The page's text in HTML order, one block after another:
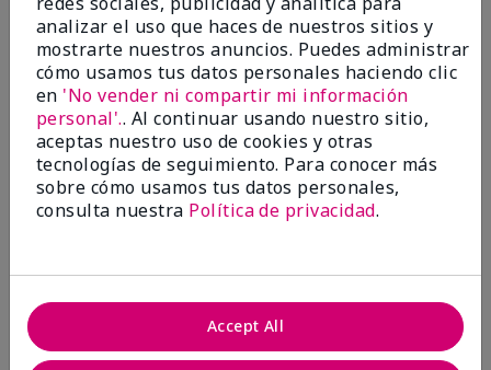
1 estrella
0
Evaluado por 2 clientes
MK completion sponge
analizar el uso que haces de nuestros sitios y
mostrarte nuestros anuncios. Puedes administrar
cómo usamos tus datos personales haciendo clic
en 'No vender ni compartir mi información
personal'.. Al continuar usando nuestro sitio,
aceptas nuestro uso de cookies y otras
tecnologías de seguimiento. Para conocer más
sobre cómo usamos tus datos personales,
consulta nuestra Política de privacidad.
Accept All